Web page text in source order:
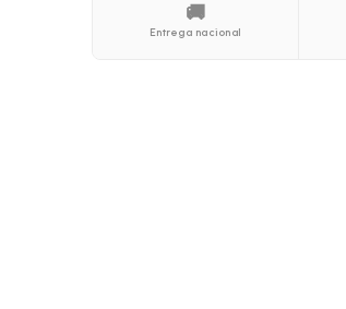
🚚
Entrega nacional